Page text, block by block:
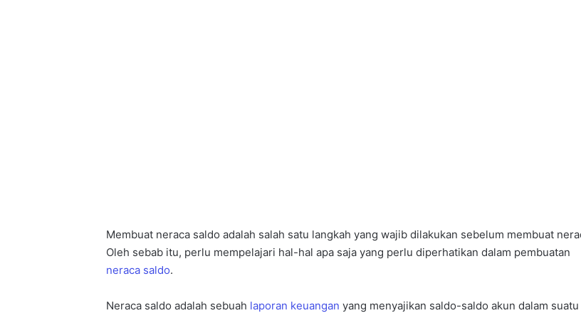
Membuat neraca saldo adalah salah satu langkah yang wajib dilakukan sebelum membuat
Oleh sebab itu, perlu mempelajari hal-hal apa saja yang perlu diperhatikan dalam pembuatan
neraca saldo.
Neraca saldo adalah sebuah laporan keuangan yang menyajikan saldo-saldo akun dalam suatu